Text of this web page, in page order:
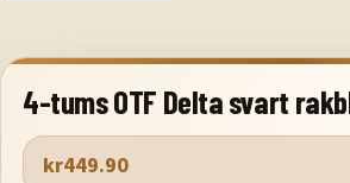
4-tums OTF Delta svart
kr449.90